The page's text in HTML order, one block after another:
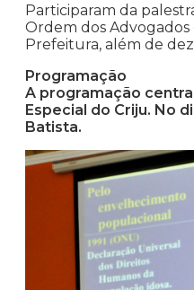
Participaram da
Ordem dos Advogados
Prefeitura, além de
Programação
A programação
Especial do Criju. No
Batista.